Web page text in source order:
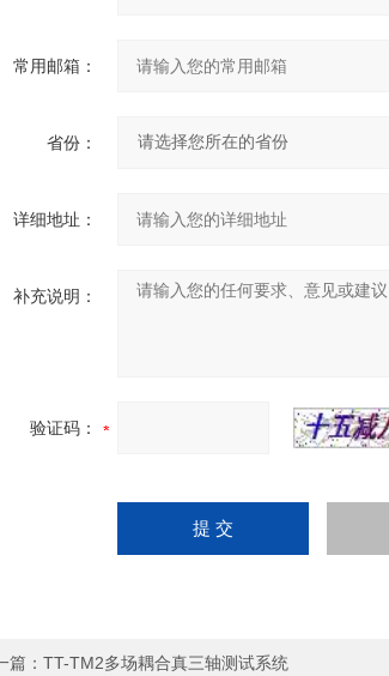
常用邮箱：
省份：
详细地址：
补充说明：
验证码：
篇： TT-TM2多场耦合真三轴测试系统